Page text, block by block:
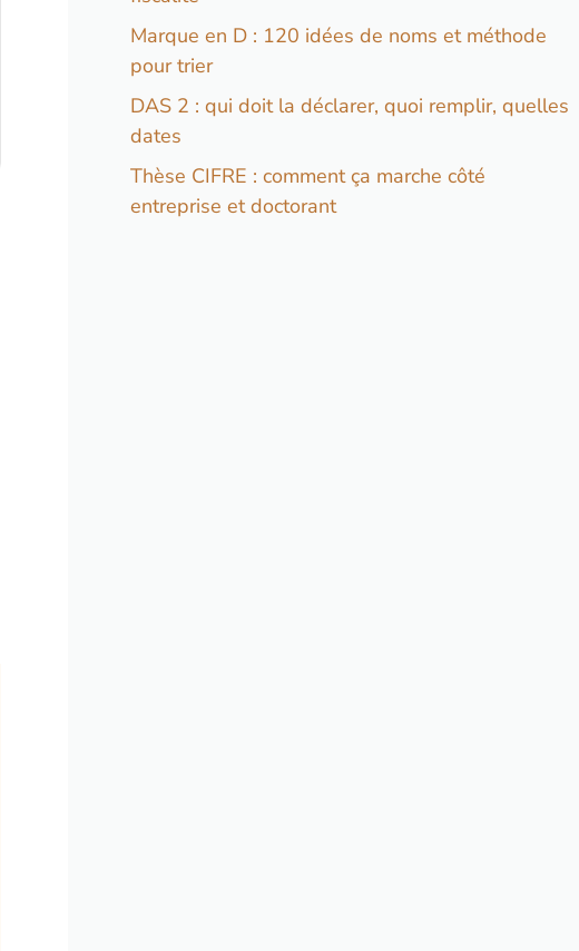
Marque en D : 120 idées de noms et méthode
pour trier
DAS 2 : qui doit la déclarer, quoi remplir, quelles
dates
Thèse CIFRE : comment ça marche côté
entreprise et doctorant